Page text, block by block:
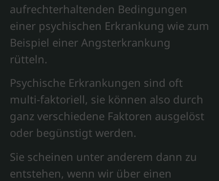
aufrechterhaltenden Bedingungen
einer psychischen Erkrankung wie zum
Beispiel einer Angsterkrankung
rütteln.
Psychische Erkrankungen sind oft
multi-faktoriell, sie können also durch
ganz verschiedene Faktoren ausgelöst
oder begünstigt werden.
Sie scheinen unter anderem dann zu
entstehen, wenn wir über einen